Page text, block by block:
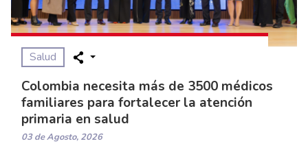
Salud
Colombia necesita más de 3500 médicos
familiares para fortalecer la atención
primaria en salud
03 de Agosto, 2026